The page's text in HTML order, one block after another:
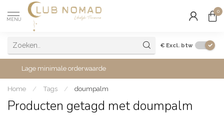
MENU
0
€ Excl. btw
Lage minimale orderwaarde
Home / Tags / doumpalm
Producten getagd met doumpalm